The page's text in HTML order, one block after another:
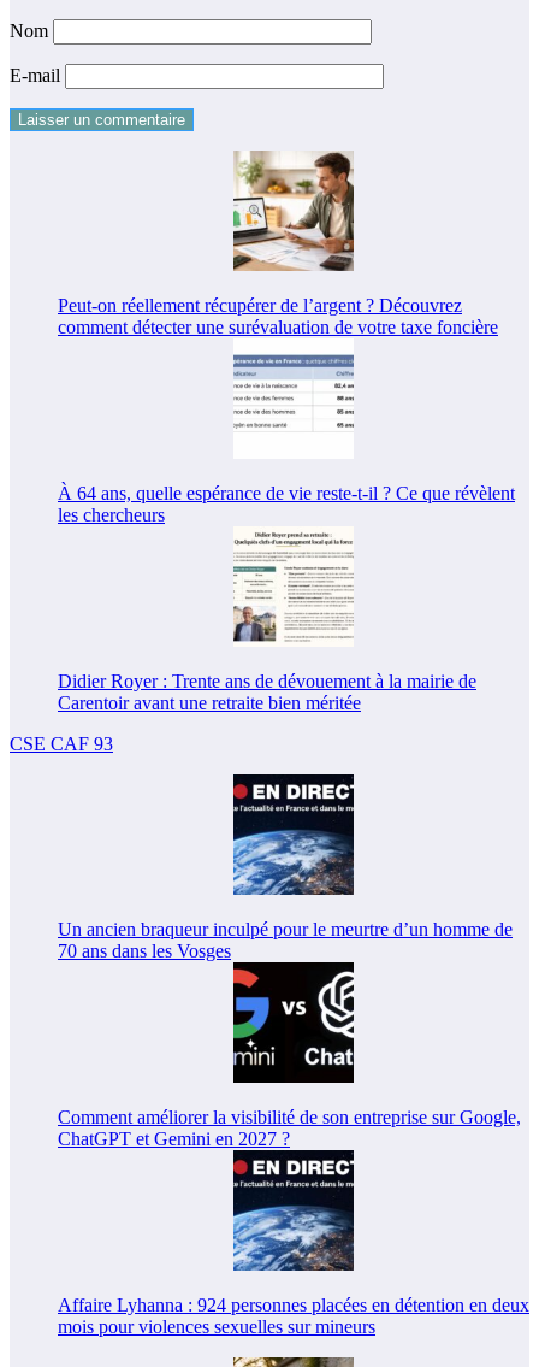
Nom
E-mail
Peut-on réellement récupérer de l’argent ? Découvrez
comment détecter une surévaluation de votre taxe foncière
À 64 ans, quelle espérance de vie reste-t-il ? Ce que révèlent
les chercheurs
Didier Royer : Trente ans de dévouement à la mairie de
Carentoir avant une retraite bien méritée
CSE CAF 93
Un ancien braqueur inculpé pour le meurtre d’un homme de
70 ans dans les Vosges
Comment améliorer la visibilité de son entreprise sur Google,
ChatGPT et Gemini en 2027 ?
Affaire Lyhanna : 924 personnes placées en détention en deux
mois pour violences sexuelles sur mineurs